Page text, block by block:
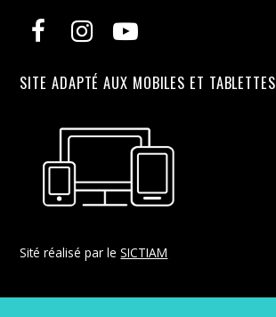
SITE ADAPTÉ AUX MOBILES ET TABLETTES
Sité réalisé par leSICTIAM